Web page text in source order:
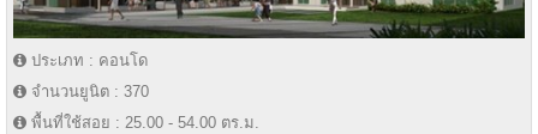
ประเภท : คอนโด
จำนวนยูนิต : 370
พื้นที่ใช้สอย : 25.00 - 54.00 ตร.ม.